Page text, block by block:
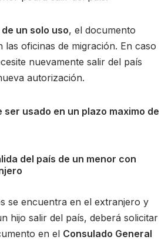
un solo uso, el documento
las oficinas de migración. En caso
nuevamente salir del país
autorización.
ser usado en un plazo maximo de
del país de un menor con
se encuentra en el extranjero y
hijo salir del país, deberá solicitar
en el Consulado General